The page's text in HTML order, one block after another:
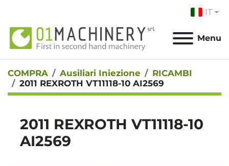
IT
Menu
COMPRA Ausiliari Iniezione
RICAMBI
2011 REXROTH VT11118-10 AI2569
2011 REXROTH VT11118-10
AI2569